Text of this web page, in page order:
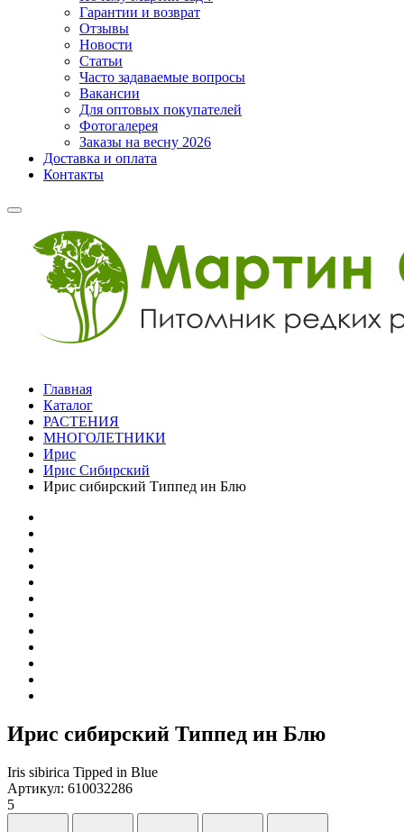
Гарантии и возврат
Отзывы
Новости
Статьи
Часто задаваемые вопросы
Вакансии
Для оптовых покупателей
Фотогалерея
Заказы на весну 2026
Доставка и оплата
Контакты
Главная
Каталог
РАСТЕНИЯ
МНОГОЛЕТНИКИ
Ирис
Ирис Сибирский
Ирис сибирский Типпед ин Блю
Ирис сибирский Типпед ин Блю
Iris sibirica Tipped in Blue
Артикул: 610032286
5